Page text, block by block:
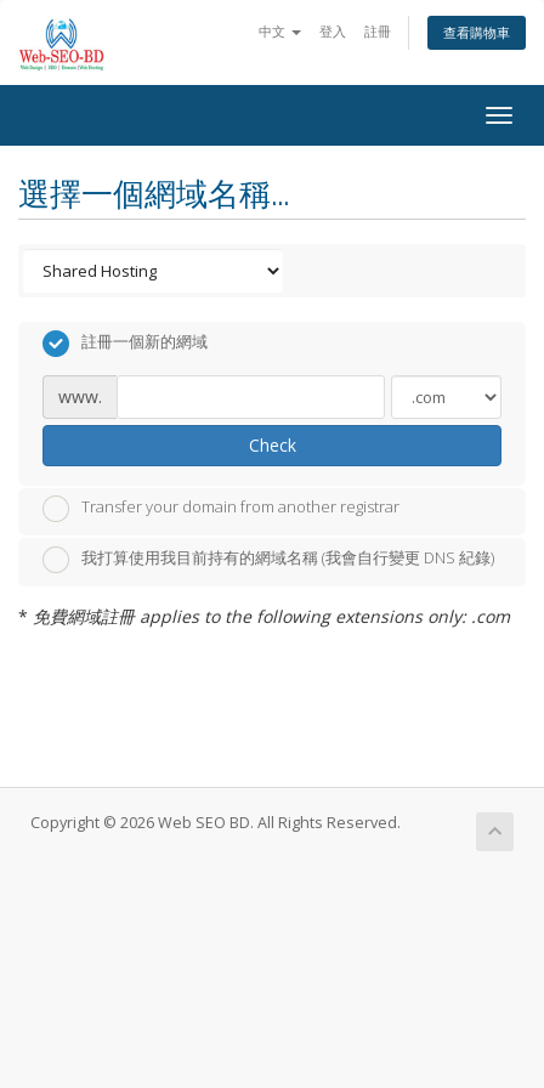
中文 登入 註冊 查看購物車
選擇一個網域名稱...
註冊一個新的網域
www.
Check
Transfer your domain from another registrar
我打算使用我目前持有的網域名稱 (我會自行變更 DNS 紀錄)
* 免費網域註冊 applies to the following extensions only: .com
Copyright © 2026 Web SEO BD. All Rights Reserved.